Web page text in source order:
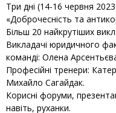
Три дні (14-16 червня
«Доброчесність та
Більш 20 найкрутіших
Викладачі юридичного
команді: Олена
Професійні тренери:
Михайло Сагайдак.
Корисні форуми,
навіть, руханки.